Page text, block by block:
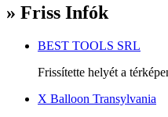
» Friss Infók
BEST TOOLS SRL
Frissítette helyét a
X Balloon Transylvania